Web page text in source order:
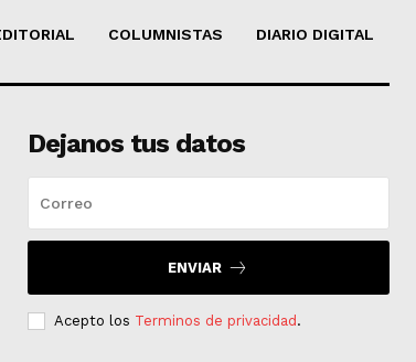
COLUMNISTAS DIARIO DIGITAL
Dejanos tus datos
ENVIAR
Acepto los Terminos de privacidad .